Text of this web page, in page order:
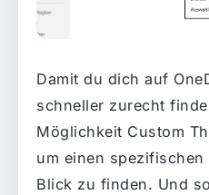
Damit du dich auf
schneller zurecht
Möglichkeit Custom
um einen
Blick zu finden. Und